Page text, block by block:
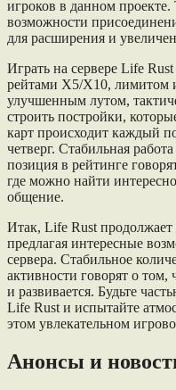
игроков в данном
возможности
для расширения и
Играть на сервере Life
рейтами Х5/Х10, лимитом
улучшенным лутом,
строить постройки,
карт происходит каждый
четверг. Стабильная
позиция в рейтинге
где можно найти
общение.
Итак, Life Rust
предлагая интересные
сервера. Стабильное
активности говорят о том,
и развивается. Будьте
Life Rust и испытайте
этом увлекательном
Анонсы и